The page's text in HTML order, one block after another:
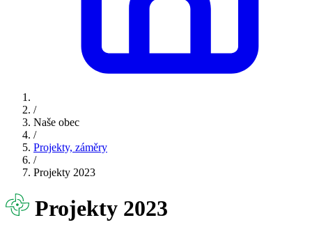
/
Naše obec
/
Projekty, záměry
/
Projekty 2023
Projekty 2023